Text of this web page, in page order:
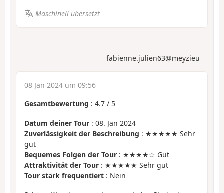
Maschinell übersetzt
fabienne.julien63@meyzieu
08 Jan 2024 um 09:56
Gesamtbewertung : 4.7 / 5
Datum deiner Tour : 08. Jan 2024
Zuverlässigkeit der Beschreibung : ★★★★★ Sehr
gut
Bequemes Folgen der Tour : ★★★★☆ Gut
Attraktivität der Tour : ★★★★★ Sehr gut
Tour stark frequentiert : Nein